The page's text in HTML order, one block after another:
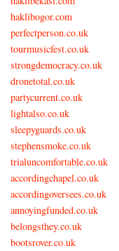
haklibogor.com
perfectperson.co.uk
tourmusicfest.co.uk
strongdemocracy.co.uk
dronetotal.co.uk
partycurrent.co.uk
lightalso.co.uk
sleepyguards.co.uk
stephensmoke.co.uk
trialuncomfortable.co.uk
accordingchapel.co.uk
accordingoversees.co.uk
annoyingfunded.co.uk
belongsthey.co.uk
bootsrover.co.uk